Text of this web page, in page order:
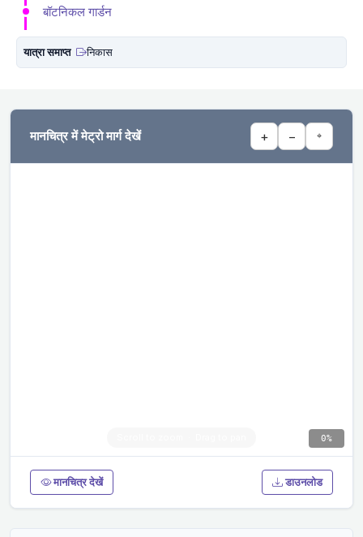
बॉटनिकल गार्डन
यात्रा समाप्त निकास
मानचित्र में मेट्रो मार्ग देखें + − ⌖
0%
मानचित्र देखें डाउनलोड